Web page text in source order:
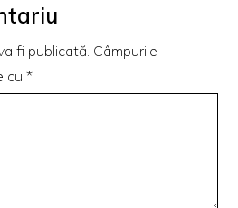
fi publicată. Câmpurile
cu*